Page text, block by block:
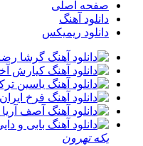
صفحه اصلی
دانلود آهنگ
دانلود ریمیکس
یکه تهرون